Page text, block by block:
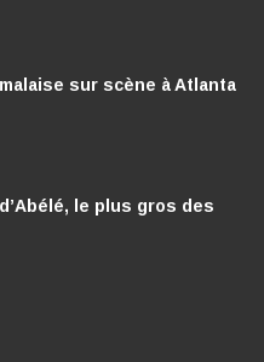
sur scène à Atlanta
le plus gros des